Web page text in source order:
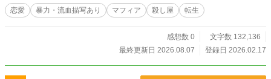
す。
恋愛 暴力・流血描写あり マフィア 殺し屋 転生
感想数 0
文字数 132,136
最終更新日 2026.08.07
登録日 2026.02.17